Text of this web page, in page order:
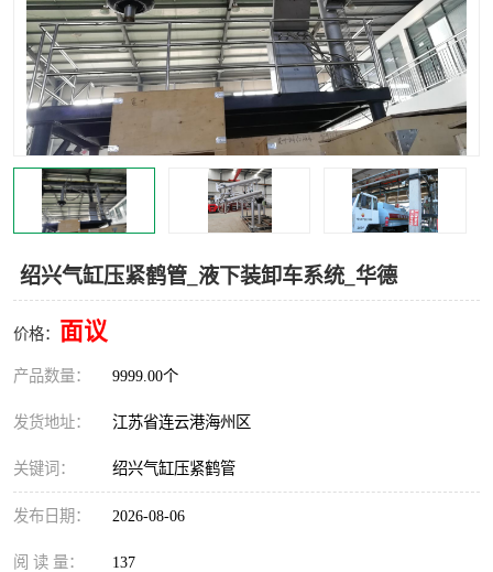
绍兴气缸压紧鹤管_液下装卸车系统_华德
价格： 面议
产品数量： 9999.00个
发货地址： 江苏省连云港海州区
关键词： 绍兴气缸压紧鹤管
发布日期： 2026-08-06
阅 读 量： 137
紧急脱离干式接头 火车鹤管
汽车鹤管 顶部鹤管
底部鹤管 低温鹤管
浮动出油装置 鹤管